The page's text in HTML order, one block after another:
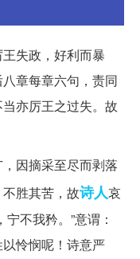
失政，好利而暴
章每章六句，责同
亦厉王之过失。故
因摘采至尽而剥落
胜其苦，故诗人哀
不我矜。”意谓：
怜悯呢！诗意严